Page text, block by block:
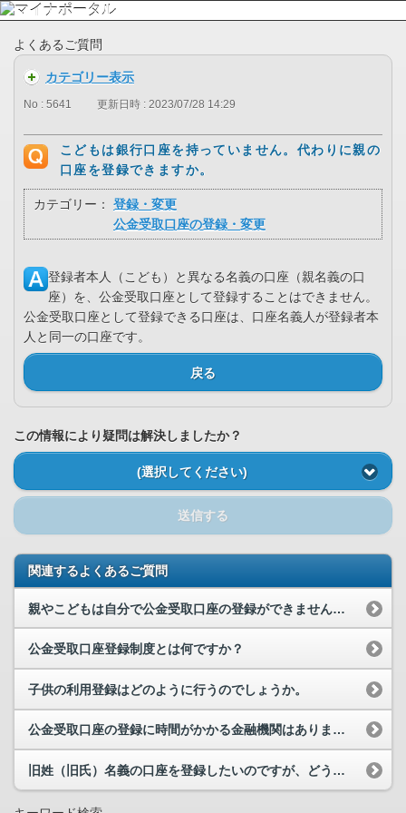
よくあるご質問
カテゴリー表示
No : 5641 更新日時 : 2023/07/28 14:29
こどもは銀行口座を持っていません。代わりに親の
口座を登録できますか。
カテゴリー：
登録・変更
公金受取口座の登録・変更
登録者本人（こども）と異なる名義の口座（親名義の口
座）を、公金受取口座として登録することはできません。
公金受取口座として登録できる口座は、口座名義人が登録者本
人と同一の口座です。
戻る
この情報により疑問は解決しましたか？
(選択してください)
送信する
関連するよくあるご質問
親やこどもは自分で公金受取口座の登録ができません。代わりに公金受取口座の登録手続をしても良いですか。
公金受取口座登録制度とは何ですか？
子供の利用登録はどのように行うのでしょうか。
公金受取口座の登録に時間がかかる金融機関はありますか。
旧姓（旧氏）名義の口座を登録したいのですが、どうすればいいでしょうか。